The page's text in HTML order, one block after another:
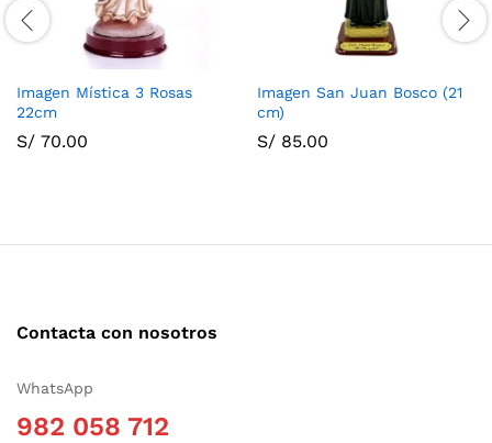
Imagen Mística 3 Rosas
22cm
S/ 70.00
Imagen San Juan Bosco (21
cm)
S/ 85.00
Contacta con nosotros
WhatsApp
982 058 712